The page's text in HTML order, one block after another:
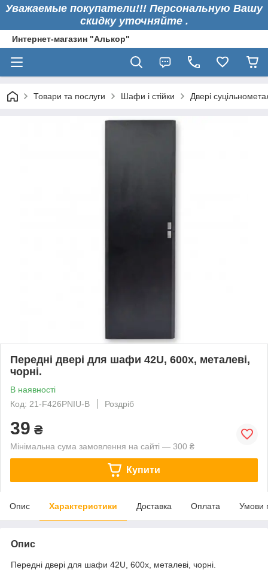
Уважаемые покупатели!!! Персональную Вашу
скидку уточняйте .
Интернет-магазин "Алькор"
Товари та послуги Шафи і стійки Двері
Передні двері для шафи 42U, 600х, металеві,
чорні.
В наявності
Код: 21-F426PNIU-B
Роздріб
39 ₴
Мінімальна сума замовлення на сайті — 300 ₴
Купити
Опис Характеристики Доставка Оплата Умови
Опис
Передні двері для шафи 42U, 600х, металеві, чорні.